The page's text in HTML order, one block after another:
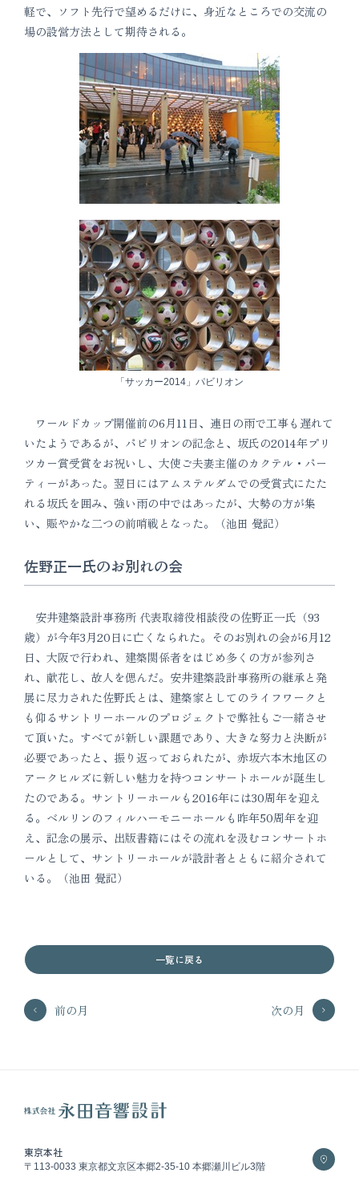
軽で、ソフト先行で望めるだけに、身近なところでの交流の
場の設営方法として期待される。
「サッカー2014」パビリオン
ワールドカップ開催前の6月11日、連日の雨で工事も遅れて
いたようであるが、パビリオンの記念と、坂氏の2014年プリ
ツカー賞受賞をお祝いし、大使ご夫妻主催のカクテル・パー
ティーがあった。翌日にはアムステルダムでの受賞式にたた
れる坂氏を囲み、強い雨の中ではあったが、大勢の方が集
い、賑やかな二つの前哨戦となった。（池田 覺記）
佐野正一氏のお別れの会
安井建築設計事務所 代表取締役相談役の佐野正一氏（93
歳）が今年3月20日に亡くなられた。そのお別れの会が6月12
日、大阪で行われ、建築関係者をはじめ多くの方が参列さ
れ、献花し、故人を偲んだ。安井建築設計事務所の継承と発
展に尽力された佐野氏とは、建築家としてのライフワークと
も仰るサントリーホールのプロジェクトで弊社もご一緒させ
て頂いた。すべてが新しい課題であり、大きな努力と決断が
必要であったと、振り返っておられたが、赤坂六本木地区の
アークヒルズに新しい魅力を持つコンサートホールが誕生し
たのである。サントリーホールも2016年には30周年を迎え
る。ベルリンのフィルハーモニーホールも昨年50周年を迎
え、記念の展示、出版書籍にはその流れを汲むコンサートホ
ールとして、サントリーホールが設計者とともに紹介されて
いる。（池田 覺記）
前の月
一覧に戻る
次の月
東京本社
〒113-0033 東京都文京区本郷2-35-10 本郷瀬川ビル3階